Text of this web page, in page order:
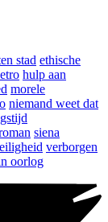
stad ethische
hulp aan
morele
niemand weet dat
siena
verborgen
oorlog